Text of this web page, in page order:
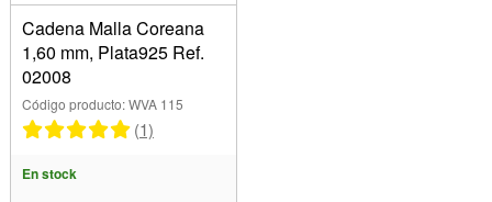
Plata 925 (1)
Mostrar
En stock
Nuevos productos
Cadena Malla Coreana
1,60 mm, Plata925 Ref.
02008
Código producto: WVA 115
(1)
En stock